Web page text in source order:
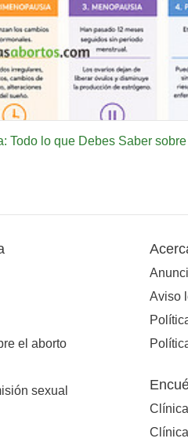
Todo lo que Debes Saber
el aborto
sexual
Aviso